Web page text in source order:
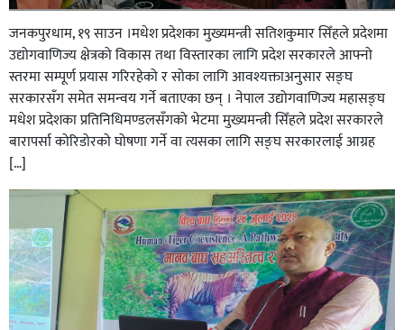
जनकपुरधाम, १९ साउन ।मधेश प्रदेशका मुख्यमन्त्री सतिशकुमार सिँहले प्रदेशमा
उद्योगवाणिज्य क्षेत्रको विकास तथा विस्तारका लागि प्रदेश सरकारले आफ्नो
स्तरमा सम्पूर्ण प्रयास गरिरहेको र सोका लागि आवश्यक्ताअनुसार सङ्घ
सरकारसँग समेत समन्वय गर्ने बताएका छन् । नेपाल उद्योगवाणिज्य महासङ्घ
मधेश प्रदेशका प्रतिनिधिमण्डलसँगको भेटमा मुख्यमन्त्री सिँहले प्रदेश सरकारले
बारापर्सा कोरिडोरको घोषणा गर्ने वा त्यसका लागि सङ्घ सरकारलाई आग्रह
[…]